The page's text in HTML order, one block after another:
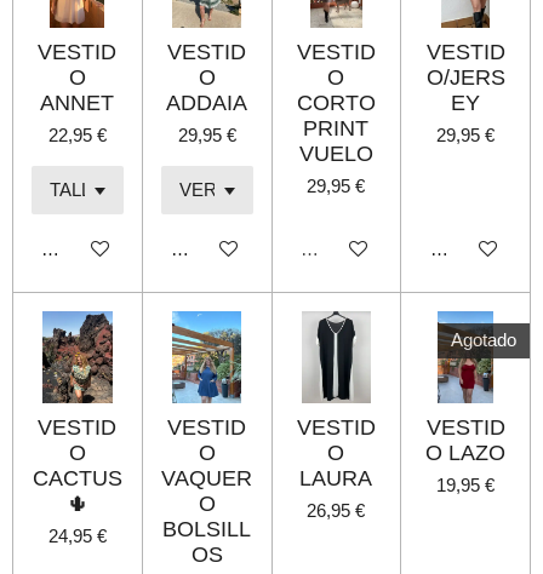
VESTID
O
ANNET
22,95 €
Añadir al carrito
VESTID
O
ADDAIA
29,95 €
Añadir al carrito
VESTID
O
CORTO
PRINT
VUELO
29,95 €
Agotado
VESTID
O/JERS
EY
29,95 €
Añadir al
VESTID
O
CACTUS
🌵
24,95 €
VESTID
O
VAQUER
O
BOLSILL
OS
VESTID
O
LAURA
26,95 €
Agotado
VESTID
O LAZO
19,95 €